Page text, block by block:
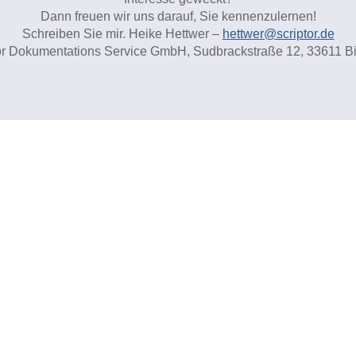
Dann freuen wir uns darauf, Sie kennenzulernen!
Schreiben Sie mir. Heike Hettwer – hettwer@scriptor.de
Dokumentations Service GmbH, Sudbrackstraße 12, 33611